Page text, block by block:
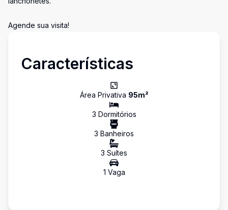
Agende sua visita!
Características
Área Privativa 95m²
3 Dormitórios
3 Banheiros
3 Suítes
1 Vaga